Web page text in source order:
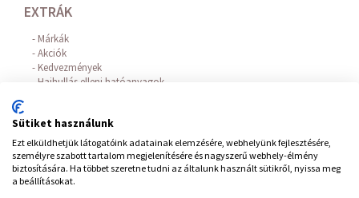
EXTRÁK
Márkák
Akciók
Kedvezmények
Hajhullás elleni hatóanyagok
FIÓKOM
Belépés / Regisztráció
Hírlevél feliratkozás
Elállás a szerződéstől
Sütiket használunk
Ezt elküldhetjük látogatóink adatainak elemzésére, webhelyünk fejlesztésére,
személyre szabott tartalom megjelenítésére és nagyszerű webhely-élmény
biztosítására. Ha többet szeretne tudni az általunk használt sütikről, nyissa meg
a beállításokat.